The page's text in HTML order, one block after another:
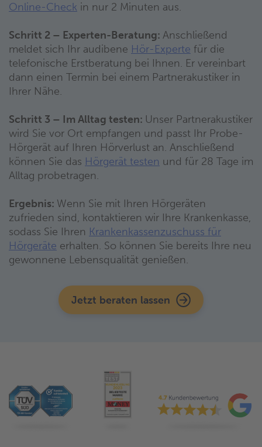
Online-Check in nur 2 Minuten aus.
Schritt 2 – Experten-Beratung: Anschließend
meldet sich Ihr audibene Hör-Experte für die
telefonische Erstberatung bei Ihnen. Er vereinbart
dann einen Termin bei einem Partnerakustiker in
Ihrer Nähe.
Schritt 3 – Im Alltag testen: Unser Partnerakustiker
wird Sie vor Ort empfangen und passt Ihr Probe-
Hörgerät auf Ihren Hörverlust an. Anschließend
können Sie das Hörgerät testen und für 28 Tage im
Alltag probetragen.
Ergebnis: Wenn Sie mit Ihren Hörgeräten
zufrieden sind, kontaktieren wir Ihre Krankenkasse,
sodass Sie Ihren Krankenkassenzuschuss für
Hörgeräte erhalten. So können Sie bereits Ihre neu
gewonnene Lebensqualität genießen.
Jetzt beraten lassen